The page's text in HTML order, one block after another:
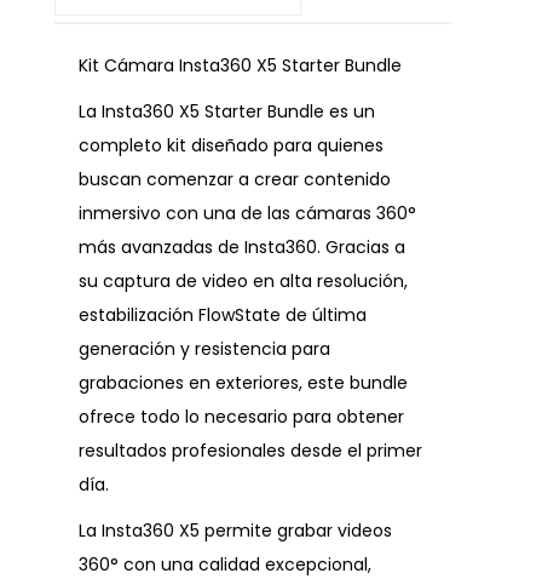
Kit Cámara Insta360 X5 Starter Bundle
La Insta360 X5 Starter Bundle es un
completo kit diseñado para quienes
buscan comenzar a crear contenido
inmersivo con una de las cámaras 360°
más avanzadas de Insta360. Gracias a
su captura de video en alta resolución,
estabilización FlowState de última
generación y resistencia para
grabaciones en exteriores, este bundle
ofrece todo lo necesario para obtener
resultados profesionales desde el primer
día.
La Insta360 X5 permite grabar videos
360° con una calidad excepcional,